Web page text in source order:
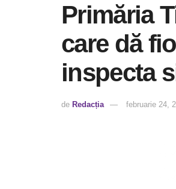
Primăria
care dă
inspecta
de Redacția februarie 24,